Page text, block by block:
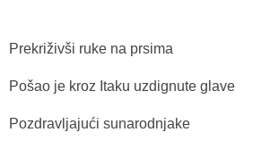
Prekriživši ruke na prsima
Pošao je kroz Itaku uzdignute glave
Pozdravljajući sunarodnjake